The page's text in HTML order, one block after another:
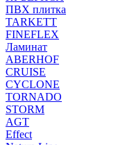
ПВХ плитка
TARKETT
FINEFLEX
Ламинат
ABERHOF
CRUISE
CYCLONE
TORNADO
STORM
AGT
Effect